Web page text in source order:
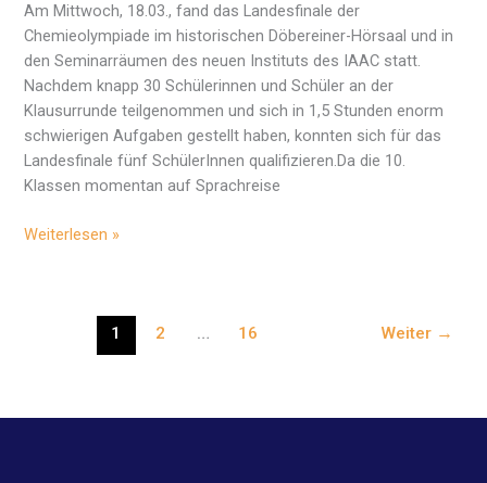
Am Mittwoch, 18.03., fand das Landesfinale der
Chemieolympiade im historischen Döbereiner-Hörsaal und in
den Seminarräumen des neuen Instituts des IAAC statt.
Nachdem knapp 30 Schülerinnen und Schüler an der
Klausurrunde teilgenommen und sich in 1,5 Stunden enorm
schwierigen Aufgaben gestellt haben, konnten sich für das
Landesfinale fünf SchülerInnen qualifizieren.Da die 10.
Klassen momentan auf Sprachreise
Angerschüler
Landesolympiade
Weiterlesen »
1 2 … 16 Weiter →